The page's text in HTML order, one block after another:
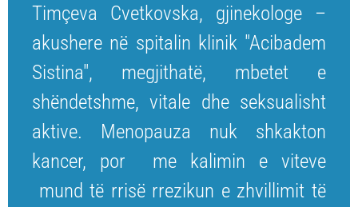
Timçeva Cvetkovska, gjinekologe –
akushere në spitalin klinik "Acibadem
Sistina", megjithatë, mbetet e
shëndetshme, vitale dhe seksualisht
aktive. Menopauza nuk shkakton
kancer, por me kalimin e viteve
mund të rrisë rrezikun e zhvillimit të